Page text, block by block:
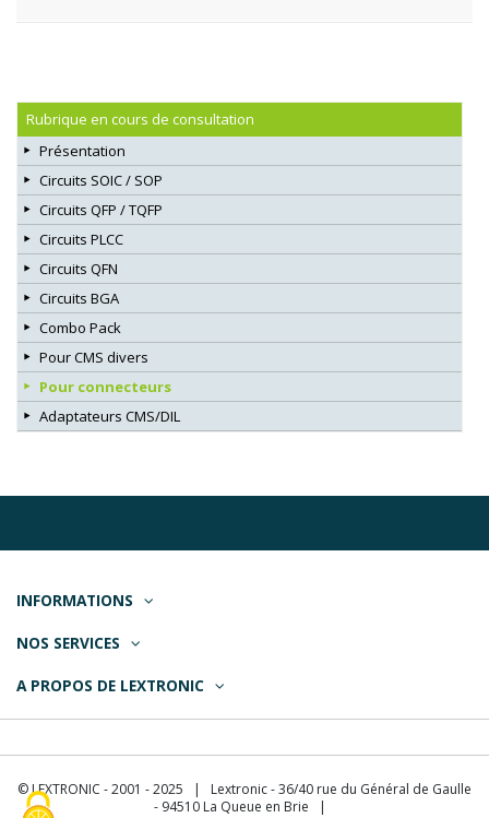
Rubrique en cours de consultation
Présentation
Circuits SOIC / SOP
Circuits QFP / TQFP
Circuits PLCC
Circuits QFN
Circuits BGA
Combo Pack
Pour CMS divers
Pour connecteurs
Adaptateurs CMS/DIL
INFORMATIONS
NOS SERVICES
A PROPOS DE LEXTRONIC
© LEXTRONIC - 2001 - 2025 | Lextronic - 36/40 rue du Général de Gaulle
- 94510 La Queue en Brie |